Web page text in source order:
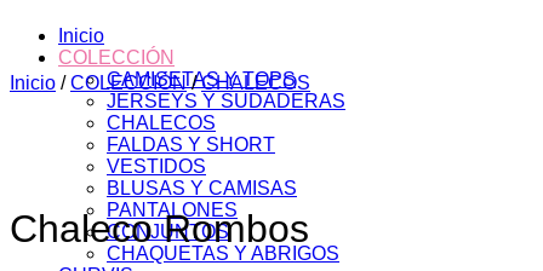
Inicio
COLECCIÓN
CAMISETAS Y TOPS
JERSEYS Y SUDADERAS
CHALECOS
FALDAS Y SHORT
VESTIDOS
BLUSAS Y CAMISAS
PANTALONES
CONJUNTOS
CHAQUETAS Y ABRIGOS
Inicio / COLECCIÓN / CHALECOS
Chaleco Rombos